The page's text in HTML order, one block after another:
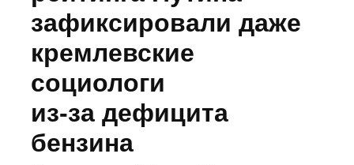
зафиксировали даже
кремлевские
социологи
из‑за дефицита
бензина